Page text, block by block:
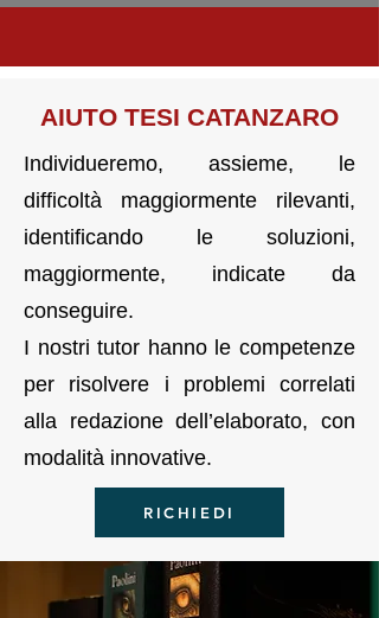
AIUTO TESI CATANZARO
Individueremo, assieme, le
difficoltà maggiormente rilevanti,
identificando le soluzioni,
maggiormente, indicate da
conseguire.
I nostri tutor hanno le competenze
per risolvere i problemi correlati
alla redazione dell’elaborato, con
modalità innovative.
RICHIEDI